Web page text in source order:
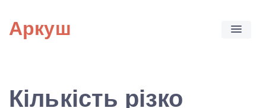
content
Аркуш
Кількість різко